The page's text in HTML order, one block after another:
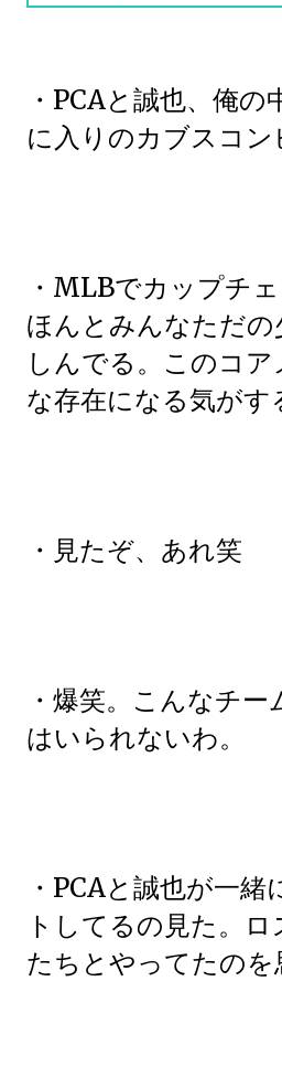
・PCAと誠也、俺
に入りのカブスコン
・MLBでカップチ
ほんとみんなただ
しんでる。このコ
な存在になる気がす
・見たぞ、あれ笑
・爆笑。こんなチ
はいられないわ。
・PCAと誠也が一
トしてるの見た。
たちとやってたのを